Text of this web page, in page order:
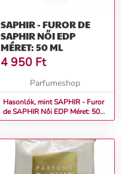
SAPHIR - FUROR DE
SAPHIR NŐI EDP
MÉRET: 50 ML
4 950 Ft
Parfumeshop
Hasonlók, mint SAPHIR - Furor
de SAPHIR Női EDP Méret: 50
ml